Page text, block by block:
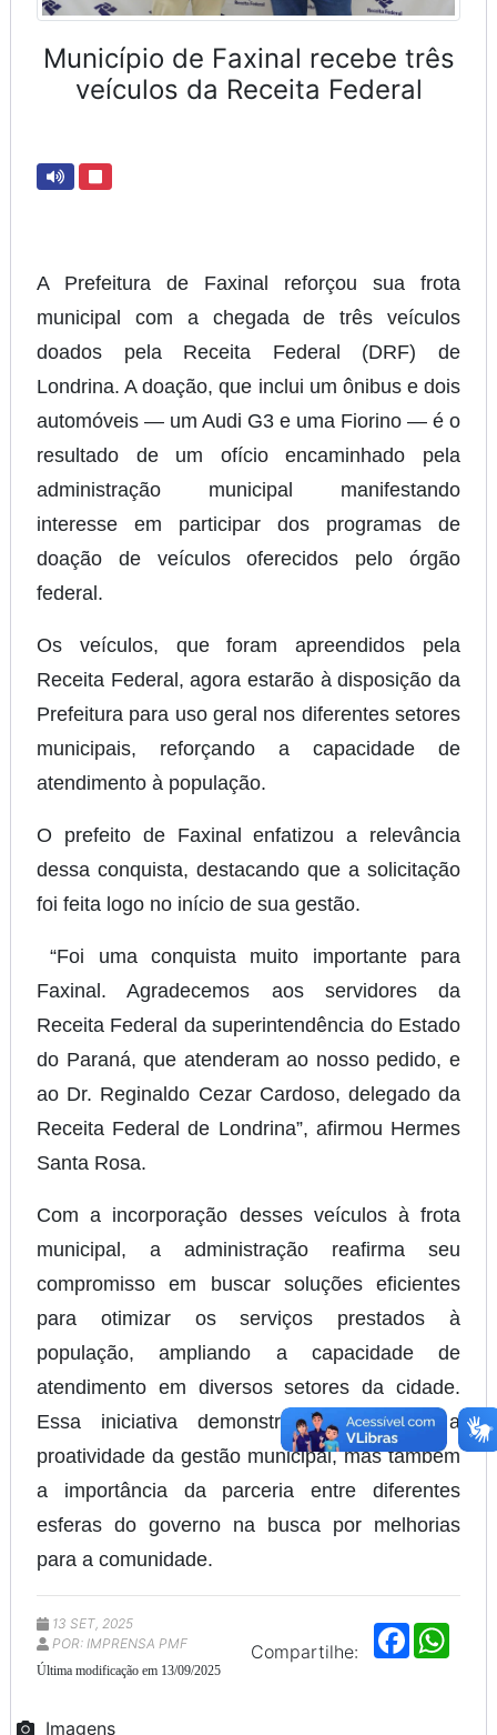
Município de Faxinal recebe três
veículos da Receita Federal
A Prefeitura de Faxinal reforçou sua frota
municipal com a chegada de três veículos
doados pela Receita Federal (DRF) de
Londrina. A doação, que inclui um ônibus e dois
automóveis — um Audi G3 e uma Fiorino — é o
resultado de um ofício encaminhado pela
administração municipal manifestando
interesse em participar dos programas de
doação de veículos oferecidos pelo órgão
federal.
Os veículos, que foram apreendidos pela
Receita Federal, agora estarão à disposição da
Prefeitura para uso geral nos diferentes setores
municipais, reforçando a capacidade de
atendimento à população.
O prefeito de Faxinal enfatizou a relevância
dessa conquista, destacando que a solicitação
foi feita logo no início de sua gestão.
“Foi uma conquista muito importante para
Faxinal. Agradecemos aos servidores da
Receita Federal da superintendência do Estado
do Paraná, que atenderam ao nosso pedido, e
ao Dr. Reginaldo Cezar Cardoso, delegado da
Receita Federal de Londrina”, afirmou Hermes
Santa Rosa.
Com a incorporação desses veículos à frota
municipal, a administração reafirma seu
compromisso em buscar soluções eficientes
para otimizar os serviços prestados à
população, ampliando a capacidade de
atendimento em diversos setores da cidade.
Essa iniciativa demonstra não apenas a
proatividade da gestão municipal, mas também
a importância da parceria entre diferentes
esferas do governo na busca por melhorias
para a comunidade.
Compartilhe:
F
a
13 SET, 2025
POR: IMPRENSA PMF
Última modificação em 13/09/2025
Imagens